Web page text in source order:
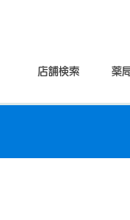
店舗検索 薬